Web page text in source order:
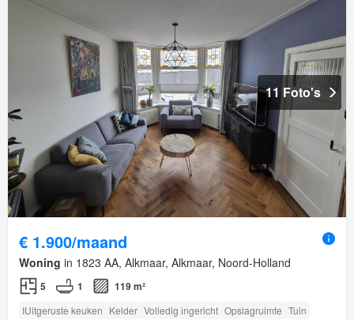
11 Foto's
€ 1.900/maand
Woning in 1823 AA, Alkmaar, Alkmaar, Noord-Holland
5 1 119 m²
IUitgeruste keuken Kelder Volledig ingericht Opslagruimte Tuin